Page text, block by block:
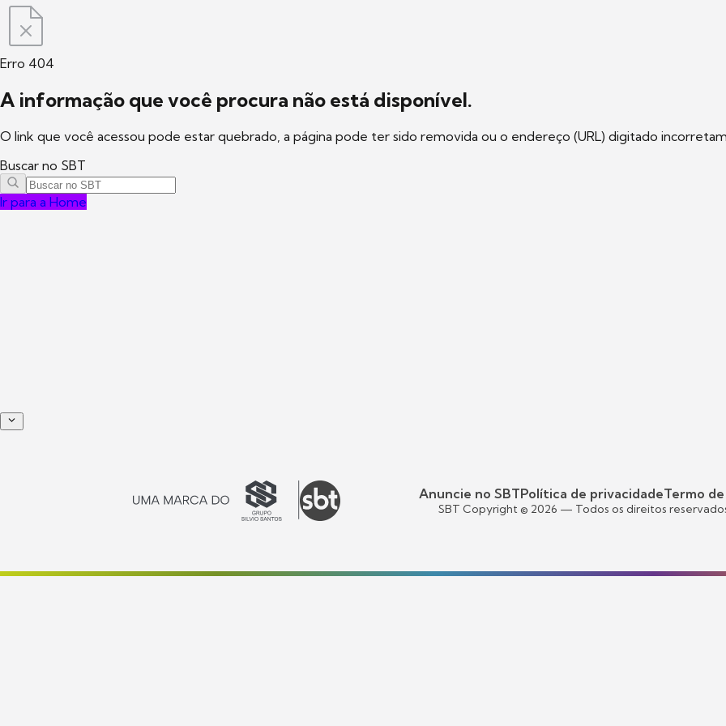
Erro 404
A informação que você procura não está disponível.
O link que você acessou pode estar quebrado, a página pode ter sido removida ou o endereço (URL) digitado
Buscar no SBT
Ir para a Home
Anuncie no SBTPolítica de privacidadeTermo de
SBT Copyright © 2026 — Todos os direitos